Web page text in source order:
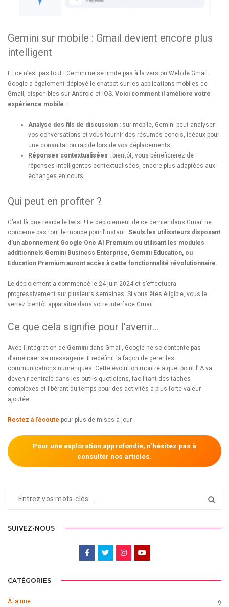
Gemini sur mobile : Gmail devient encore plus
intelligent
Et ce n’est pas tout ! Gemini ne se limite pas à la version Web de Gmail.
Google a également déployé le chatbot sur les applications mobiles de
Gmail, disponibles sur Android et iOS. Voici comment il améliore votre
expérience mobile :
Analyse des fils de discussion : sur mobile, Gemini peut analyser
vos conversations et vous fournir des résumés concis, idéaux pour
une consultation rapide lors de vos déplacements.
Réponses contextualisées : bientôt, vous bénéficierez de
réponses intelligentes contextualisées, encore plus adaptées aux
échanges en cours.
Qui peut en profiter ?
C’est là que réside le twist ! Le déploiement de ce dernier dans Gmail ne
concerne pas tout le monde pour l’instant. Seuls les utilisateurs disposant
d’un abonnement Google One AI Premium ou utilisant les modules
additionnels Gemini Business Enterprise, Gemini Education, ou
Education Premium auront accès à cette fonctionnalité révolutionnaire.
Le déploiement a commencé le 24 juin 2024 et s’effectuera
progressivement sur plusieurs semaines. Si vous êtes éligible, vous le
verrez bientôt apparaître dans votre interface Gmail.
Ce que cela signifie pour l’avenir…
Avec l’intégration de Gemini dans Gmail, Google ne se contente pas
d’améliorer sa messagerie. Il redéfinit la façon de gérer les
communications numériques. Cette évolution montre à quel point l’IA va
devenir centrale dans les outils quotidiens, facilitant des tâches
complexes et libérant du temps pour des activités à plus forte valeur
ajoutée.
Restez à l’écoute pour plus de mises à jour.
Pour une exploration approfondie, n’hésitez pas à
consulter nos articles.
SUIVEZ-NOUS
CATÉGORIES
À la une 9